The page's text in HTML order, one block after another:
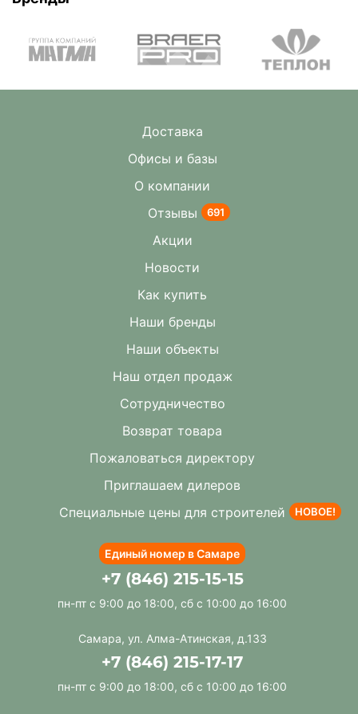
Доставка
Офисы и базы
О компании
Отзывы
691
Акции
Новости
Как купить
Наши бренды
Наши объекты
Наш отдел продаж
Сотрудничество
Возврат товара
Пожаловаться директору
Приглашаем дилеров
Специальные цены для строителей
НОВОЕ!
Единый номер в Самаре
+7 (846) 215-15-15
пн-пт с 9:00 до 18:00, сб с 10:00 до 16:00
Самара, ул. Алма-Атинская, д.133
+7 (846) 215-17-17
пн-пт с 9:00 до 18:00, сб с 10:00 до 16:00